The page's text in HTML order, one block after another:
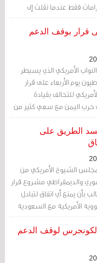
فقط عندما نقلت إلى
التغذية باليمن
قرار بوقف الدعم
الأمريكي الذي يسيطر
يوم الأربعاء على قرار
للتحالف بقيادة
حرب اليمن مع سعي كثير من
على الرئيس دونالد ترامب
تجاه المملكة
الطريق على
الشيوخ الأمريكي من
والديمقراطي مشروع قرار
بأن يمنع أي اتفاق لتبادل
الأمريكية مع السعودية
نووي
لوقف الدعم